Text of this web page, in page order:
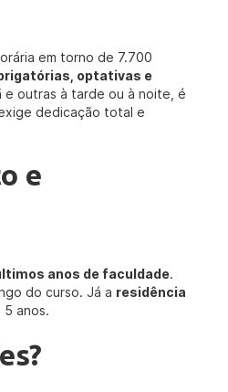
em torno de 7.700
optativas e
e outras à tarde ou à noite, é
dedicação total e
e
anos de faculdade.
do curso. Já a residência
5 anos.